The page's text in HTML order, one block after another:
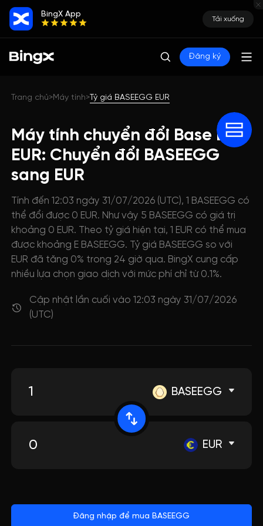
BingX App
Tải xuống
Đăng ký
Trang chủ>Máy tính>Tỷ giá BASEEGG EUR
Máy tính chuyển đổi Base Egg
EUR: Chuyển đổi BASEEGG
sang EUR
Tính đến 12:03 ngày 31/07/2026 (UTC), 1 BASEEGG có
thể đổi được 0 EUR. Như vậy 5 BASEEGG có giá trị
khoảng 0 EUR. Theo tỷ giá hiện tại, 1 EUR có thể mua
được khoảng E BASEEGG. Tỷ giá BASEEGG so với
EUR đã tăng 0% trong 24 giờ qua. BingX cung cấp
nhiều lựa chọn giao dịch với mức phí chỉ từ 0.1%.
Cập nhật lần cuối vào 12:03 ngày 31/07/2026
(UTC)
BASEEGG
EUR
Đăng nhập để mua BASEEGG